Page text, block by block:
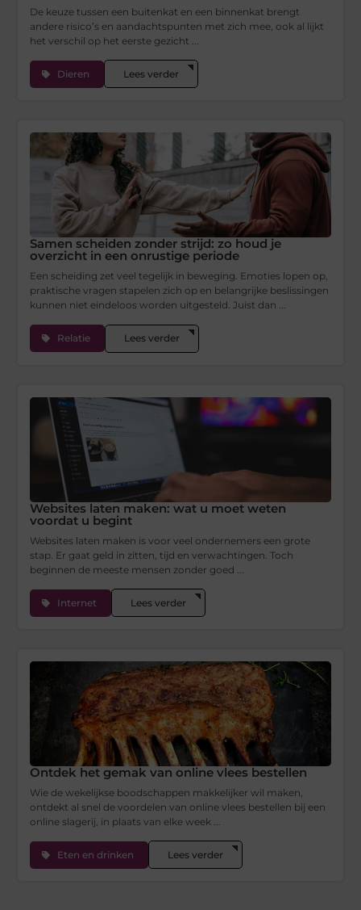
De keuze tussen een buitenkat en een binnenkat brengt
andere risico’s en aandachtspunten met zich mee, ook al lijkt
het verschil op het eerste gezicht ...
Dieren Lees verder
Samen scheiden zonder strijd: zo houd je
overzicht in een onrustige periode
Een scheiding zet veel tegelijk in beweging. Emoties lopen op,
praktische vragen stapelen zich op en belangrijke beslissingen
kunnen niet eindeloos worden uitgesteld. Juist dan ...
Relatie Lees verder
Websites laten maken: wat u moet weten
voordat u begint
Websites laten maken is voor veel ondernemers een grote
stap. Er gaat geld in zitten, tijd en verwachtingen. Toch
beginnen de meeste mensen zonder goed ...
Internet Lees verder
Ontdek het gemak van online vlees bestellen
Wie de wekelijkse boodschappen makkelijker wil maken,
ontdekt al snel de voordelen van online vlees bestellen bij een
online slagerij, in plaats van elke week ...
Eten en drinken Lees verder